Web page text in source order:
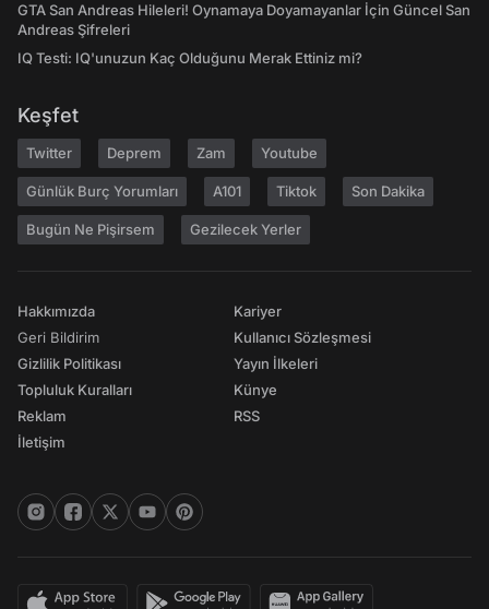
GTA San Andreas Hileleri! Oynamaya Doyamayanlar İçin Güncel San
Andreas Şifreleri
IQ Testi: IQ'unuzun Kaç Olduğunu Merak Ettiniz mi?
Keşfet
Twitter Deprem Zam Youtube
Günlük Burç Yorumları A101 Tiktok Son Dakika
Bugün Ne Pişirsem Gezilecek Yerler
Hakkımızda
Geri Bildirim
Gizlilik Politikası
Topluluk Kuralları
Reklam
İletişim
Kariyer
Kullanıcı Sözleşmesi
Yayın İlkeleri
Künye
RSS